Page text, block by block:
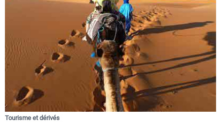
Tourisme et dérivés